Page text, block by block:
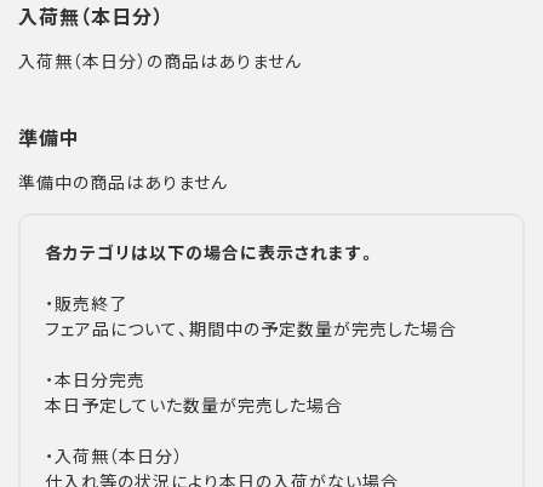
入荷無（本日分）
入荷無（本日分）の商品はありません
準備中
準備中の商品はありません
各カテゴリは以下の場合に表示されます。
・販売終了
フェア品について、期間中の予定数量が完売した場合
・本日分完売
本日予定していた数量が完売した場合
・入荷無（本日分）
仕入れ等の状況により本日の入荷がない場合